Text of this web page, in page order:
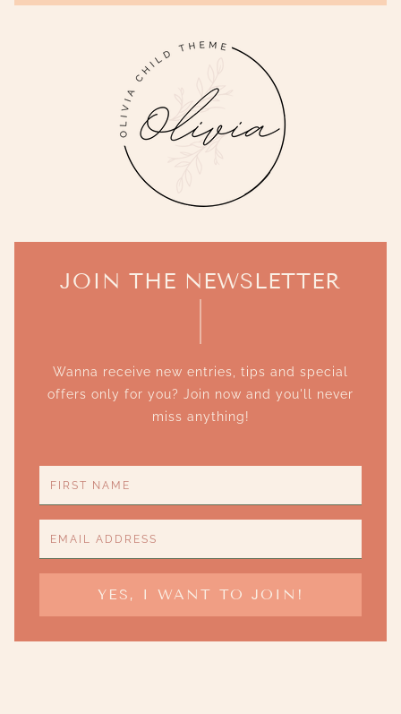
JOIN THE NEWSLETTER
Wanna receive new entries, tips and special
offers only for you? Join now and you'll never
miss anything!
YES, I WANT TO JOIN!